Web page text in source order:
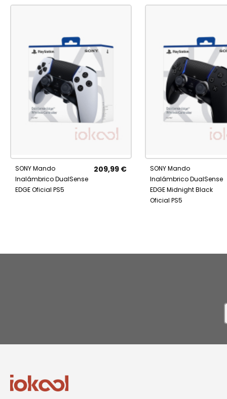
SONY Mando
Inalámbrico DualSense
EDGE Oficial PS5
209,99 €
SONY Mando
Inalámbrico DualSense
EDGE Midnight Black
Oficial PS5